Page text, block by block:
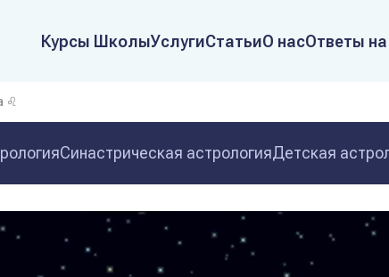
Курсы ШколыУслугиСтатьиО насОтветы
Синастрическая астрологияДетская